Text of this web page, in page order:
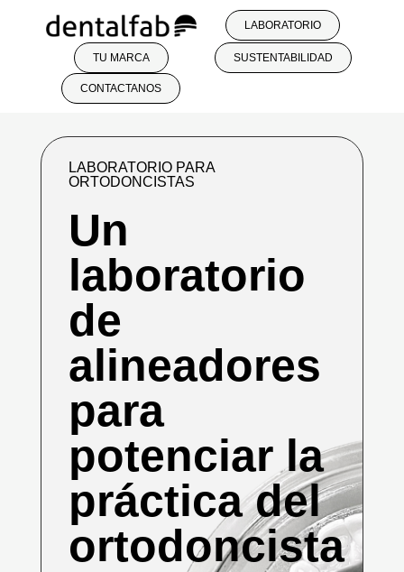
LABORATORIO
TU MARCA SUSTENTABILIDAD
CONTACTANOS
LABORATORIO PARA
ORTODONCISTAS
Un
laboratorio
de
alineadores
para
potenciar la
práctica del
ortodoncista